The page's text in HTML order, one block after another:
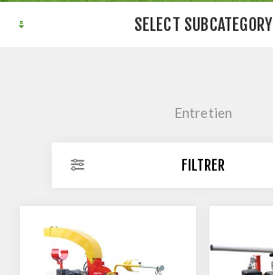
SELECT SUBCATEGORY
Entretien
FILTRER